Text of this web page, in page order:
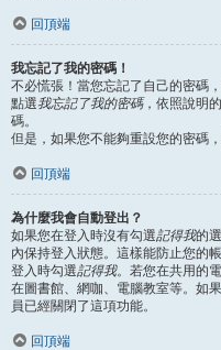
回頂端
我忘記了我的密碼！
不必慌張！當您忘記了自己的密碼
點選我忘記了我的密碼，依照說明
碼。
但是，如果您不能夠重設您的密碼
回頂端
為什麼我會自動登出？
如果您在登入時沒有勾選記得我的
內保持登入狀態。這樣能防止您的
登入時勾選記得我。若您在共用的
在圖書館、網咖、電腦教室等。如
員已經關閉了這項功能。
回頂端